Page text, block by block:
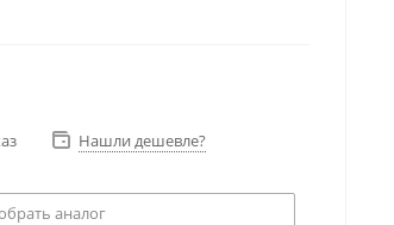
Нашли дешевле?
аналог